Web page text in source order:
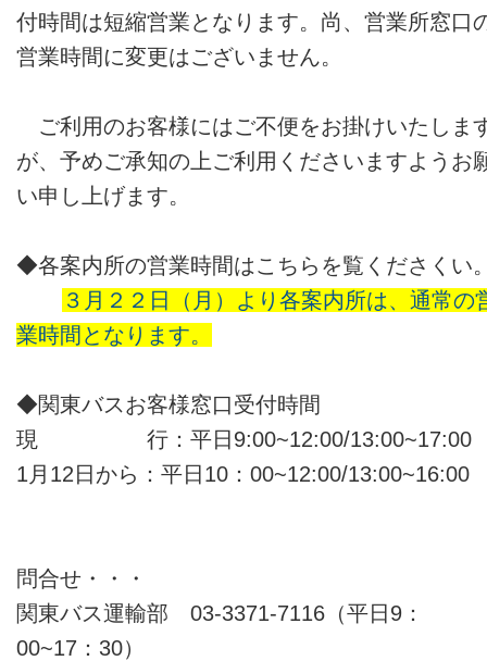
付時間は短縮営業となります。尚、営業所窓口
営業時間に変更はございません。
ご利用のお客様にはご不便をお掛けいたしま
が、予めご承知の上ご利用くださいますようお
い申し上げます。
◆各案内所の営業時間はこちらを覧くださくい
３月２２日（月）より各案内所は、通常の
業時間となります。
◆関東バスお客様窓口受付時間
現 行：平日9:00~12:00/
1月12日から：平日10：00~12:00/13:00~16:00
問合せ・・・
関東バス運輸部 03-3371-7116（平日9：
00~17：30）